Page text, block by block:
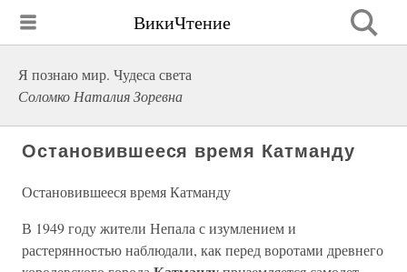
ВикиЧтение
Я познаю мир. Чудеса света
Соломко Наталия Зоревна
Остановившееся время Катманду
Остановившееся время Катманду
В 1949 году жители Непала с изумлением и
растерянностью наблюдали, как перед воротами древнего